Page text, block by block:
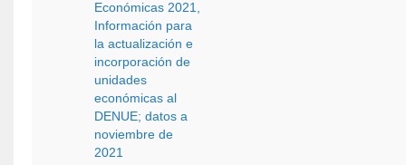
Económicas 2021,
Información para
la actualización e
incorporación de
unidades
económicas al
DENUE; datos a
noviembre de
2021